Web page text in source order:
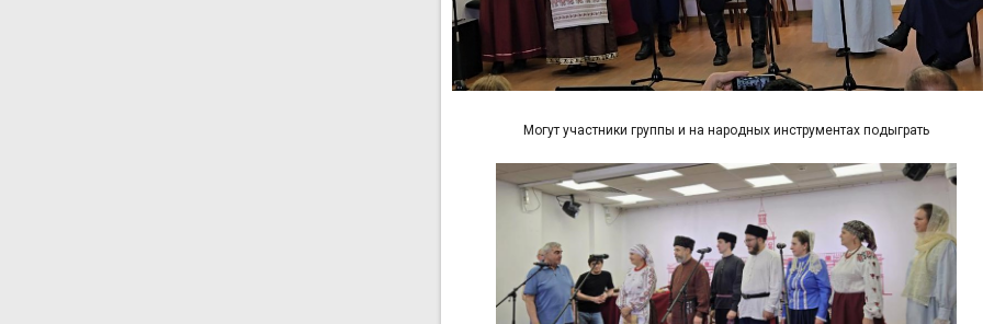
Могут участники группы и на народных инструментах подыграть